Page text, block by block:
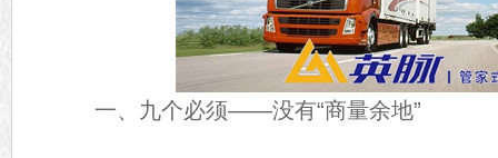
一、九个必须——没有“商量余地”